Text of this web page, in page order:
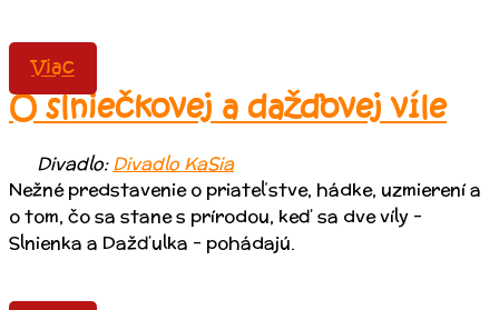
Viac
O slniečkovej a dažďovej víle
Divadlo:Divadlo KaSia
Nežné predstavenie o priateľstve, hádke, uzmierení a
o tom, čo sa stane s prírodou, keď sa dve víly –
Slnienka a Dažďulka – pohádajú.